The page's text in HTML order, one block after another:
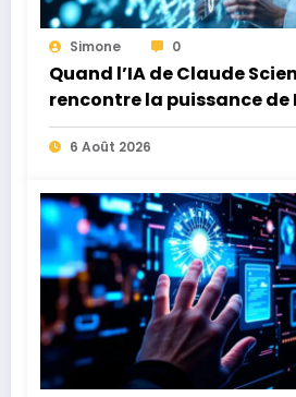
Simone 0
Quand l’IA de Claude
rencontre la puissance de
6 Août 2026